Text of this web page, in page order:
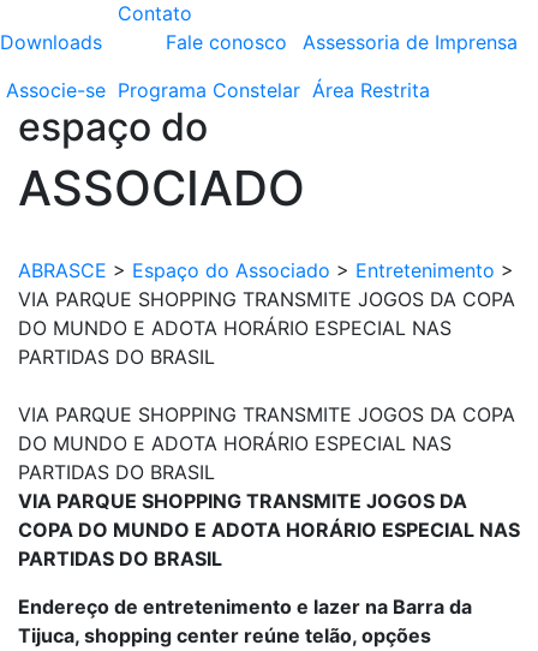
Downloads
Contato
Fale conosco
Assessoria de Imprensa
Associe-se Programa Constelar Área Restrita
espaço do
ASSOCIADO
ABRASCE > Espaço do Associado > Entretenimento >
VIA PARQUE SHOPPING TRANSMITE JOGOS DA COPA
DO MUNDO E ADOTA HORÁRIO ESPECIAL NAS
PARTIDAS DO BRASIL
VIA PARQUE SHOPPING TRANSMITE JOGOS DA COPA
DO MUNDO E ADOTA HORÁRIO ESPECIAL NAS
PARTIDAS DO BRASIL
VIA PARQUE SHOPPING TRANSMITE JOGOS DA
COPA DO MUNDO E ADOTA HORÁRIO ESPECIAL NAS
PARTIDAS DO BRASIL
Endereço de entretenimento e lazer na Barra da
Tijuca, shopping center reúne telão, opções